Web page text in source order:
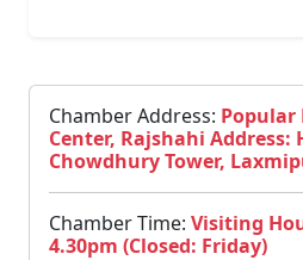
Chamber Address: Popular
Center, Rajshahi Address:
Chowdhury Tower,
Chamber Time: Visiting
4.30pm (Closed: Friday)